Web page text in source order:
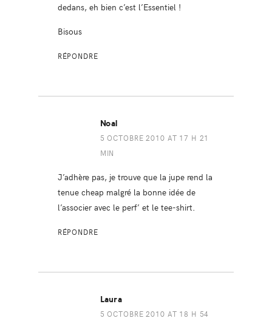
dedans, eh bien c’est l’Essentiel !
Bisous
RÉPONDRE
Noal
5 OCTOBRE 2010 AT 17 H 21
MIN
J’adhère pas, je trouve que la jupe rend la
tenue cheap malgré la bonne idée de
l’associer avec le perf’ et le tee-shirt.
RÉPONDRE
Laura
5 OCTOBRE 2010 AT 18 H 54